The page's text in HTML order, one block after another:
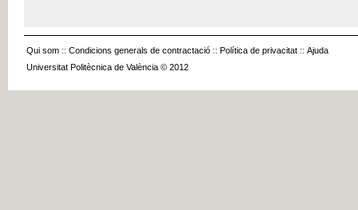
Qui som :: Condicions generals de contractació :: Política de privacitat :: Ajuda
Universitat Politècnica de València © 2012